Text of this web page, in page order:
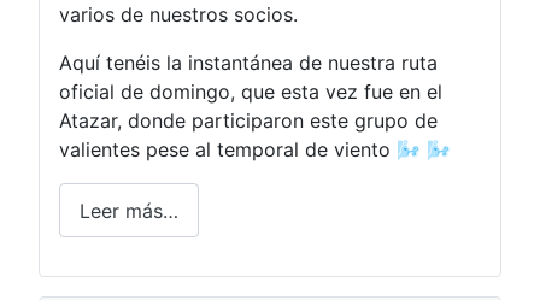
varios de nuestros socios.
Aquí tenéis la instantánea de nuestra ruta
oficial de domingo, que esta vez fue en el
Atazar, donde participaron este grupo de
valientes pese al temporal de viento 🌬️ 🌬️
Leer más…